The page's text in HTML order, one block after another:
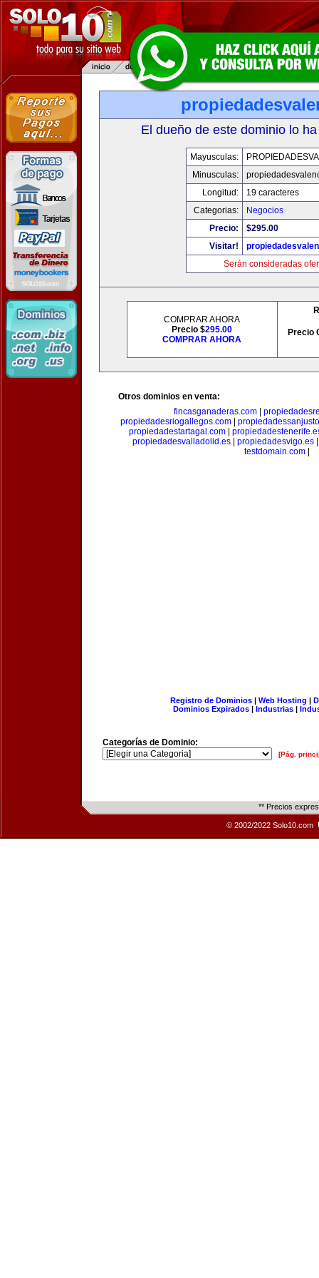
El dueño de este dominio lo
Mayusculas:
Minusculas:
Longitud:
19 caracteres
Categorias:
Negocios
Precio:
$295.00
Visitar!
Serán consideradas
COMPRAR AHORA
Precio $295.00
COMPRAR AHORA
Precio
Otros dominios en venta:
fincasganaderas.com|
propiedadesriogallegos.com|
propiedadestartagal.com|
propiedadesvalladolid.es
propiedadesvigo.es
testdomain.com
Registro de Dominios| Web Hosting |
Dominios Expirados | Industrias |
Categorías de Dominio:
[Pág.
** Precios
© 2002/2022 Solo10.com